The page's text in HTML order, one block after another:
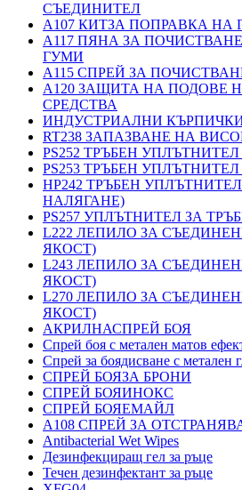
СЪЕДИНИТЕЛ
A107 КИТЗА ПОПРАВКА НА
A117 ПЯНА ЗА
ГУМИ
A115 СПРЕЙ ЗА
A120 ЗАЩИТА НА ПОДОВЕ
СРЕДСТВА
ИНДУСТРИАЛНИ
RT238 ЗАПАЗВАНЕ НА
PS252 ТРЪБЕН
PS253 ТРЪБЕН
HP242 ТРЪБЕН
НАЛЯГАНЕ)
PS257 УПЛЪТНИТЕЛ ЗА
L222 ЛЕПИЛО ЗА
ЯКОСТ)
L243 ЛЕПИЛО ЗА
ЯКОСТ)
L270 ЛЕПИЛО ЗА
ЯКОСТ)
АКРИЛНАСПРЕЙ БОЯ
Спрей боя с метален матов
Спрей за боядисване с метален
СПРЕЙ БОЯЗА БРОНИ
СПРЕЙ БОЯИНОКС
СПРЕЙ БОЯЕМАЙЛ
A108 СПРЕЙ ЗА
Antibacterial Wet Wipes
Дезинфекциращ гел за ръце
Течен дезинфектант за ръце